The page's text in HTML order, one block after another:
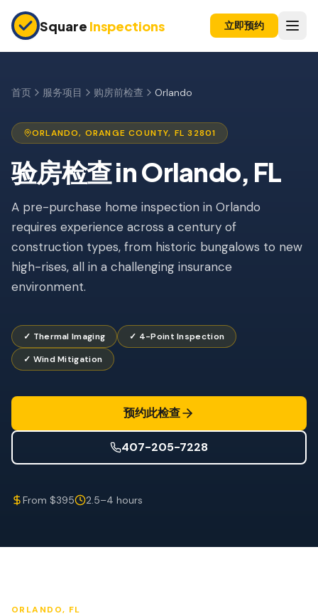
Square Inspections 立即预约
购房前检查
11个月保修检查
公寓检查
上市前检查
投资房产
保险检查
四点检查
防风检查
屋顶认证
无人机检查
首页 服务项目 购房前检查 Orlando
ORLANDO, ORANGE COUNTY, FL 32801
验房检查inOrlando, FL
A pre-purchase home inspection in Orlando
requires experience across a century of
construction types, from historic bungalows to new
high-rises, all in a challenging insurance
environment.
✓ Thermal Imaging
✓ 4-Point Inspection
✓ Wind Mitigation
预约此检查
407-205-7228
From $395 2.5–4 hours
ORLANDO, FL